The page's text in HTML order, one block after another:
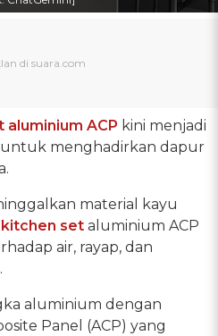
aluminium ACP kini menjadi
untuk menghadirkan dapur
material kayu
kitchen set aluminium ACP
air, rayap, dan
aluminium dengan
Panel (ACP) yang